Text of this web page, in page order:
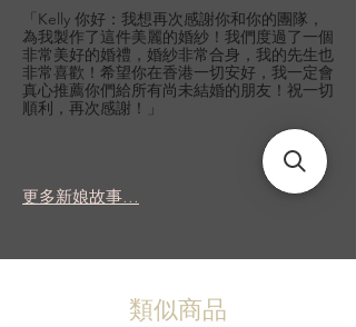
「Kelly 你好：我想再次感謝你和你的團隊，
為我製作了這件美麗的婚紗！我們度過了一個
非常美好的婚禮，婚紗非常合身，我的先生也
非常喜歡！希望你在香港一切安好，我一定會
真心推薦你們給所有尚未結婚的朋友！祝一切
順利，再次感謝！」
更多新娘故事...
類似商品